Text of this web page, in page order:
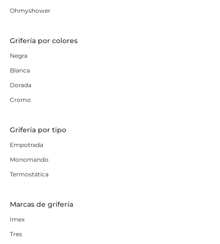
Ohmyshower
Grifería por colores
Negra
Blanca
Dorada
Cromo
Grifería por tipo
Empotrada
Monomando
Termostática
Marcas de grifería
Imex
Tres